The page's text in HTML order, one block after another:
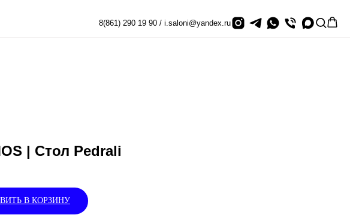
8(861) 290 19 90 / i.saloni@yandex.ru
| Стол Pedrali
В КОРЗИНУ